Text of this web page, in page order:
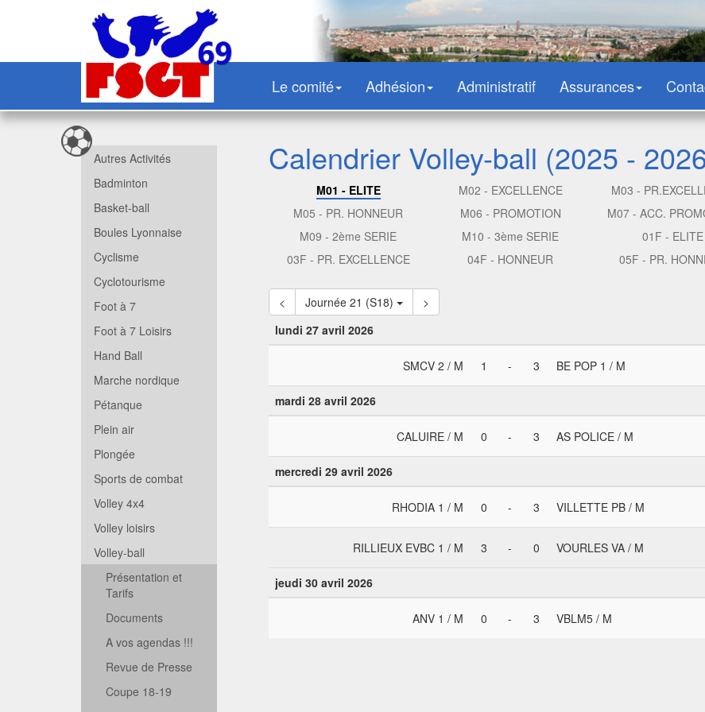
Le comité Adhésion Administratif Assurances
Autres Activités
Badminton
Basket-ball
Boules Lyonnaise
Cyclisme
Cyclotourisme
Foot à 7
Foot à 7 Loisirs
Hand Ball
Marche nordique
Pétanque
Plein air
Plongée
Sports de combat
Volley 4x4
Volley loisirs
Volley-ball
Présentation et
Tarifs
Documents
A vos agendas !!!
Revue de Presse
Coupe 18-19
Calendrier Volley-ball (2025 -
M01 - ELITE M02 - EXCELLENCE M03 -
M05 - PR. HONNEUR
M06 - PROMOTION M07 - ACC.
M09 - 2ème SERIE
M10 - 3ème SERIE 01F - ELITE
03F - PR. EXCELLENCE
04F - HONNEUR 05F - PR.
< Journée 21 (S18)
>
lundi 27 avril 2026
SMCV 2 / M 1 - 3 BE POP 1 / M
mardi 28 avril 2026
CALUIRE / M 0 - 3 AS POLICE / M
mercredi 29 avril 2026
RHODIA 1 / M 0 - 3 VILLETTE PB / M
RILLIEUX EVBC 1 / M 3 - 0 VOURLES VA / M
jeudi 30 avril 2026
ANV 1 / M 0 - 3 VBLM5 / M